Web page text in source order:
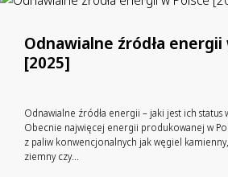
Odnawialne źródła energii
[2025]
Odnawialne źródła energii – jaki jest ich status
Obecnie najwięcej energii produkowanej w
z paliw konwencjonalnych jak węgiel
ziemny czy...